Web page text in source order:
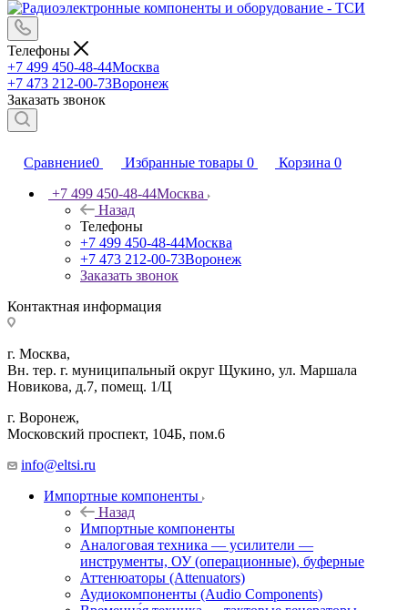
Телефоны
+7 499 450-48-44Москва
+7 473 212-00-73Воронеж
Заказать звонок
Сравнение0 Избранные товары 0 Корзина 0
+7 499 450-48-44Москва
Назад
Телефоны
+7 499 450-48-44Москва
+7 473 212-00-73Воронеж
Заказать звонок
Контактная информация
г. Москва,
Вн. тер. г. муниципальный округ Щукино, ул. Маршала
Новикова, д.7, помещ. 1/Ц
г. Воронеж,
​Московский проспект, 104Б, пом.6
info@eltsi.ru
Импортные компоненты
Назад
Импортные компоненты
Аналоговая техника — усилители —
инструменты, ОУ (операционные), буферные
Аттенюаторы (Attenuators)
Аудиокомпоненты (Audio Components)